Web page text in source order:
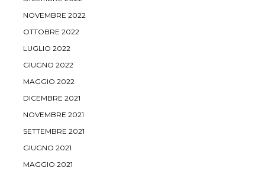
NOVEMBRE 2022
OTTOBRE 2022
LUGLIO 2022
GIUGNO 2022
MAGGIO 2022
DICEMBRE 2021
NOVEMBRE 2021
SETTEMBRE 2021
GIUGNO 2021
MAGGIO 2021